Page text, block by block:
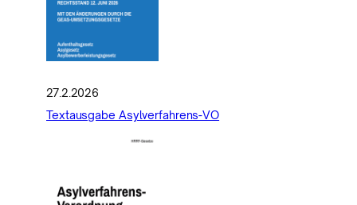
27.2.2026
Textausgabe Asylverfahrens-VO